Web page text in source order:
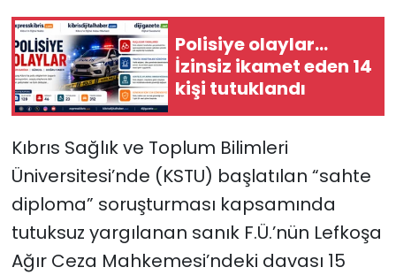
Polisiye olaylar…
İzinsiz ikamet eden 14
kişi tutuklandı
Kıbrıs Sağlık ve Toplum Bilimleri
Üniversitesi’nde (KSTU) başlatılan “sahte
diploma” soruşturması kapsamında
tutuksuz yargılanan sanık F.Ü.’nün Lefkoşa
Ağır Ceza Mahkemesi’ndeki davası 15
SAĞLIK
Spor
TÜRKiYE
Video Galeri
YAŞAM